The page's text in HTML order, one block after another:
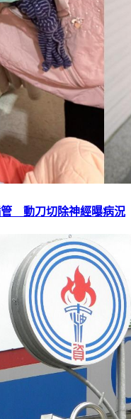
管 動刀切除神經曝病況